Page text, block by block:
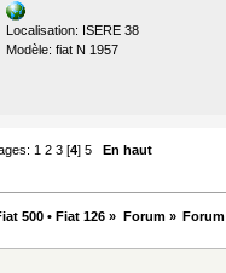
Localisation: ISERE 38
Modèle: fiat N 1957
1 2 3 [4]5 En haut
500 • Fiat 126 » Forum»